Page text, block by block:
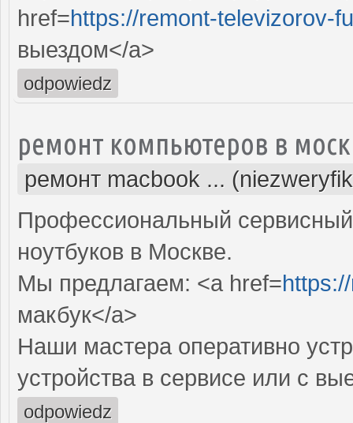
href=https://remont-televizorov-
выездом</a>
odpowiedz
ремонт компьютеров в
ремонт macbook ...
Профессиональный
ноутбуков в Москве.
Мы предлагаем: <a href=
макбук</a>
Наши мастера оперативно
устройства в сервисе или с
odpowiedz